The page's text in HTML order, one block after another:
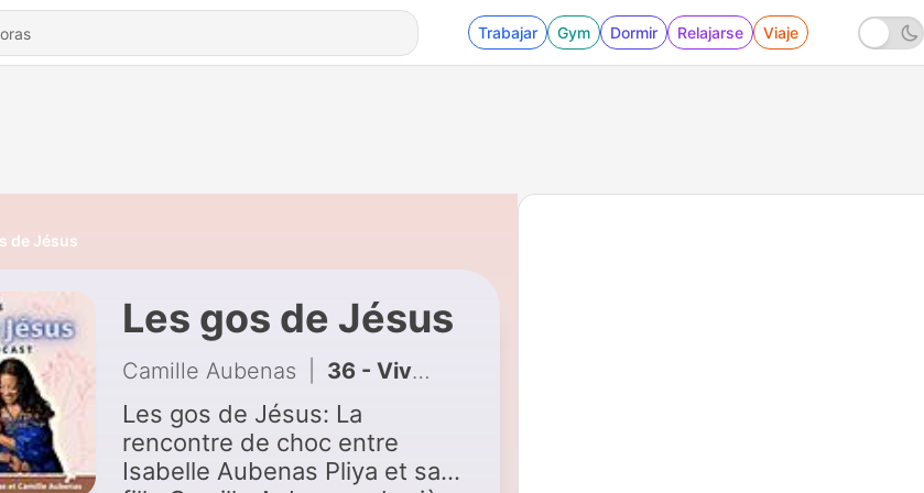
Trabajar Gym Dormir Relajarse Viaje
de Jésus
Les gos de Jésus
Camille Aubenas 36 - Vivre l'épreuve du deuil avec Jésus
Les gos de Jésus: La
rencontre de choc entre
Isabelle Aubenas Pliya et sa